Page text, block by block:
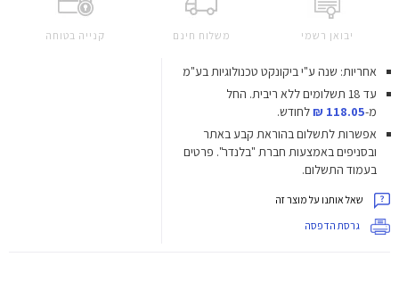
יבואן רשמי משלוח חינם קנייה בטוחה
אחריות: שנה ע"י ביקונקט טכנולוגיות בע"מ
עד 18 תשלומים ללא ריבית.
החל
מ-118.05 ₪
לחודש.
אפשרות לתשלום בהוראת קבע באתר
ובסניפים באמצעות חברת "בלנדר". פרטים
בעמוד התשלום.
שאל אותנו על מוצר זה
גרסת הדפסה